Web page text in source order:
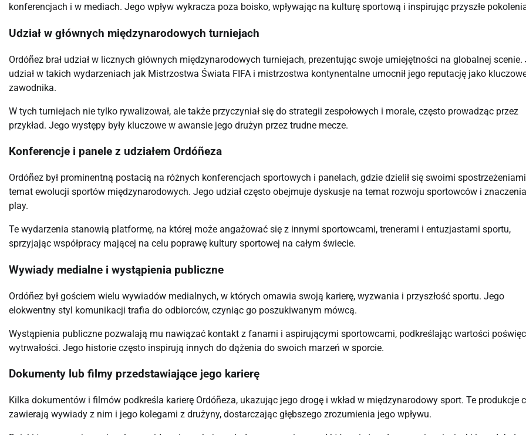
konferencjach i w mediach. Jego wpływ wykracza poza boisko, wpływając na kulturę sportową i inspirując przyszłe
Udział w głównych międzynarodowych turniejach
Ordóñez brał udział w licznych głównych międzynarodowych turniejach, prezentując swoje umiejętności na globalnej scenie.
udział w takich wydarzeniach jak Mistrzostwa Świata FIFA i mistrzostwa kontynentalne umocnił jego reputację jako
zawodnika.
W tych turniejach nie tylko rywalizował, ale także przyczyniał się do strategii zespołowych i morale, często prowadząc przez
przykład. Jego występy były kluczowe w awansie jego drużyn przez trudne mecze.
Konferencje i panele z udziałem Ordóñeza
Ordóñez był prominentną postacią na różnych konferencjach sportowych i panelach, gdzie dzielił się swoimi
temat ewolucji sportów międzynarodowych. Jego udział często obejmuje dyskusje na temat rozwoju sportowców i
play.
Te wydarzenia stanowią platformę, na której może angażować się z innymi sportowcami, trenerami i entuzjastami sportu,
sprzyjając współpracy mającej na celu poprawę kultury sportowej na całym świecie.
Wywiady medialne i wystąpienia publiczne
Ordóñez był gościem wielu wywiadów medialnych, w których omawia swoją karierę, wyzwania i przyszłość sportu. Jego
elokwentny styl komunikacji trafia do odbiorców, czyniąc go poszukiwanym mówcą.
Wystąpienia publiczne pozwalają mu nawiązać kontakt z fanami i aspirującymi sportowcami, podkreślając wartości
wytrwałości. Jego historie często inspirują innych do dążenia do swoich marzeń w sporcie.
Dokumenty lub filmy przedstawiające jego karierę
Kilka dokumentów i filmów podkreśla karierę Ordóñeza, ukazując jego drogę i wkład w międzynarodowy sport. Te produkcje
zawierają wywiady z nim i jego kolegami z drużyny, dostarczając głębszego zrozumienia jego wpływu.